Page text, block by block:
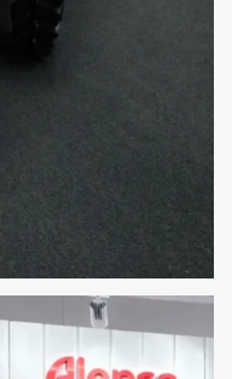
W KIELCACH